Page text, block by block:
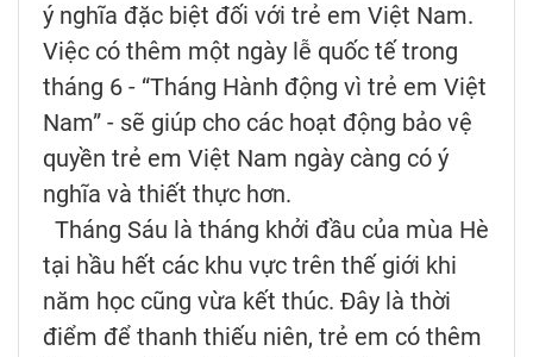
ý nghĩa đặc biệt đối với trẻ em Việt Nam.
Việc có thêm một ngày lễ quốc tế trong
tháng 6 - “Tháng Hành động vì trẻ em Việt
Nam” - sẽ giúp cho các hoạt động bảo vệ
quyền trẻ em Việt Nam ngày càng có ý
nghĩa và thiết thực hơn.
Tháng Sáu là tháng khởi đầu của mùa Hè
tại hầu hết các khu vực trên thế giới khi
năm học cũng vừa kết thúc. Đây là thời
điểm để thanh thiếu niên, trẻ em có thêm